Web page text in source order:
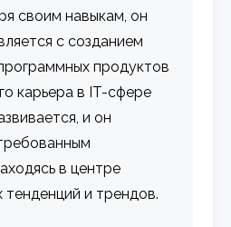
своим навыкам, он
с созданием
продуктов
карьера в IT-сфере
и он
в центре
тенденций и трендов.